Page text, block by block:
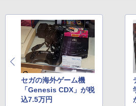
セガの海外ゲーム機
「Genesis CDX」が税
込7.5万円